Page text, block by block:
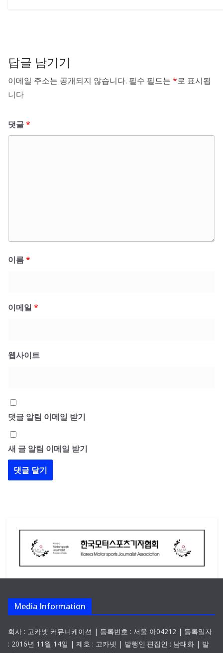
답글 남기기
이메일 주소는 공개되지 않습니다. 필수 필드는 *로 표시됩
니다
댓글*
이름*
이메일 *
웹사이트
댓글 알림 이메일 받기
새 글 알림 이메일 받기
Media Information
회사 : 고카넷 커뮤니케이션 | 등록번호 : 서울 아04212 | 등록일자
: 2016년 11월 14일 | 제호 : 고카넷 | 발행인·편집인 : 남태화 | 발